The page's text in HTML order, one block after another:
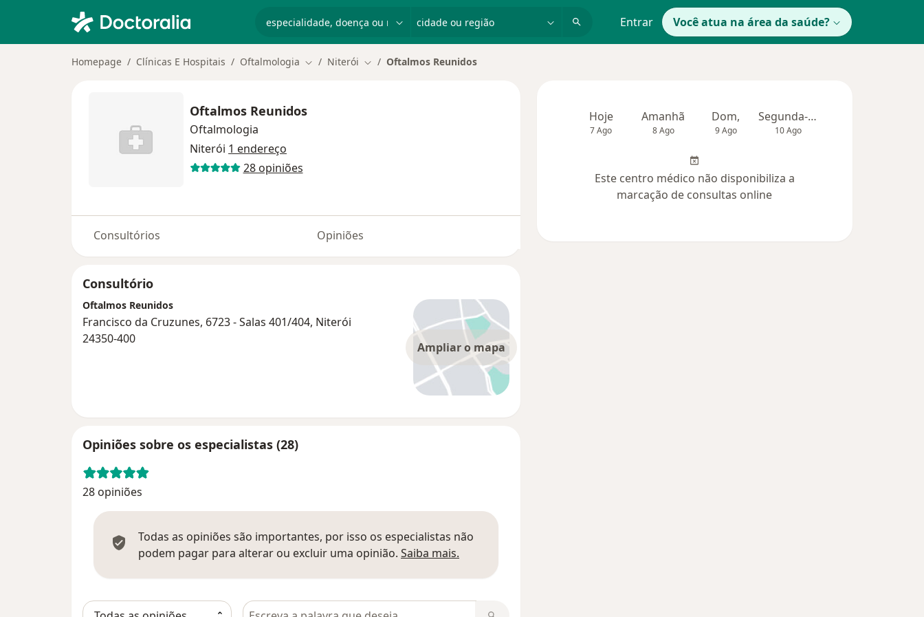
Entrar Você atua na área da saúde?
Homepage Clínicas E Hospitais Oftalmologia Mudar de cidade
Niterói Mudar de cidade
Oftalmos Reunidos
Oftalmos Reunidos
Oftalmologia
Niterói 1 endereço
28 opiniões
Consultórios Opiniões
Consultório
Ampliar o mapa
Oftalmos Reunidos
Francisco da Cruzunes, 6723 - Salas 401/404, Niterói
24350-400
Opiniões sobre os especialistas (28)
28 opiniões
Todas as opiniões são importantes, por isso os especialistas não
podem pagar para alterar ou excluir uma opinião. Saiba mais.
Pesquisar em opiniões
Hoje
7 Ago
Amanhã
8 Ago
Dom,
9 Ago
Segunda-feira
10 Ago
Este centro médico não disponibiliza a
marcação de consultas online